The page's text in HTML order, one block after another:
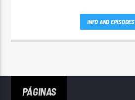
INFO AND EPISODES
PÁGINAS